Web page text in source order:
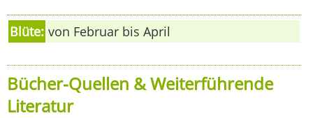
Blüte: von Februar bis April
Bücher-Quellen & Weiterführende
Literatur